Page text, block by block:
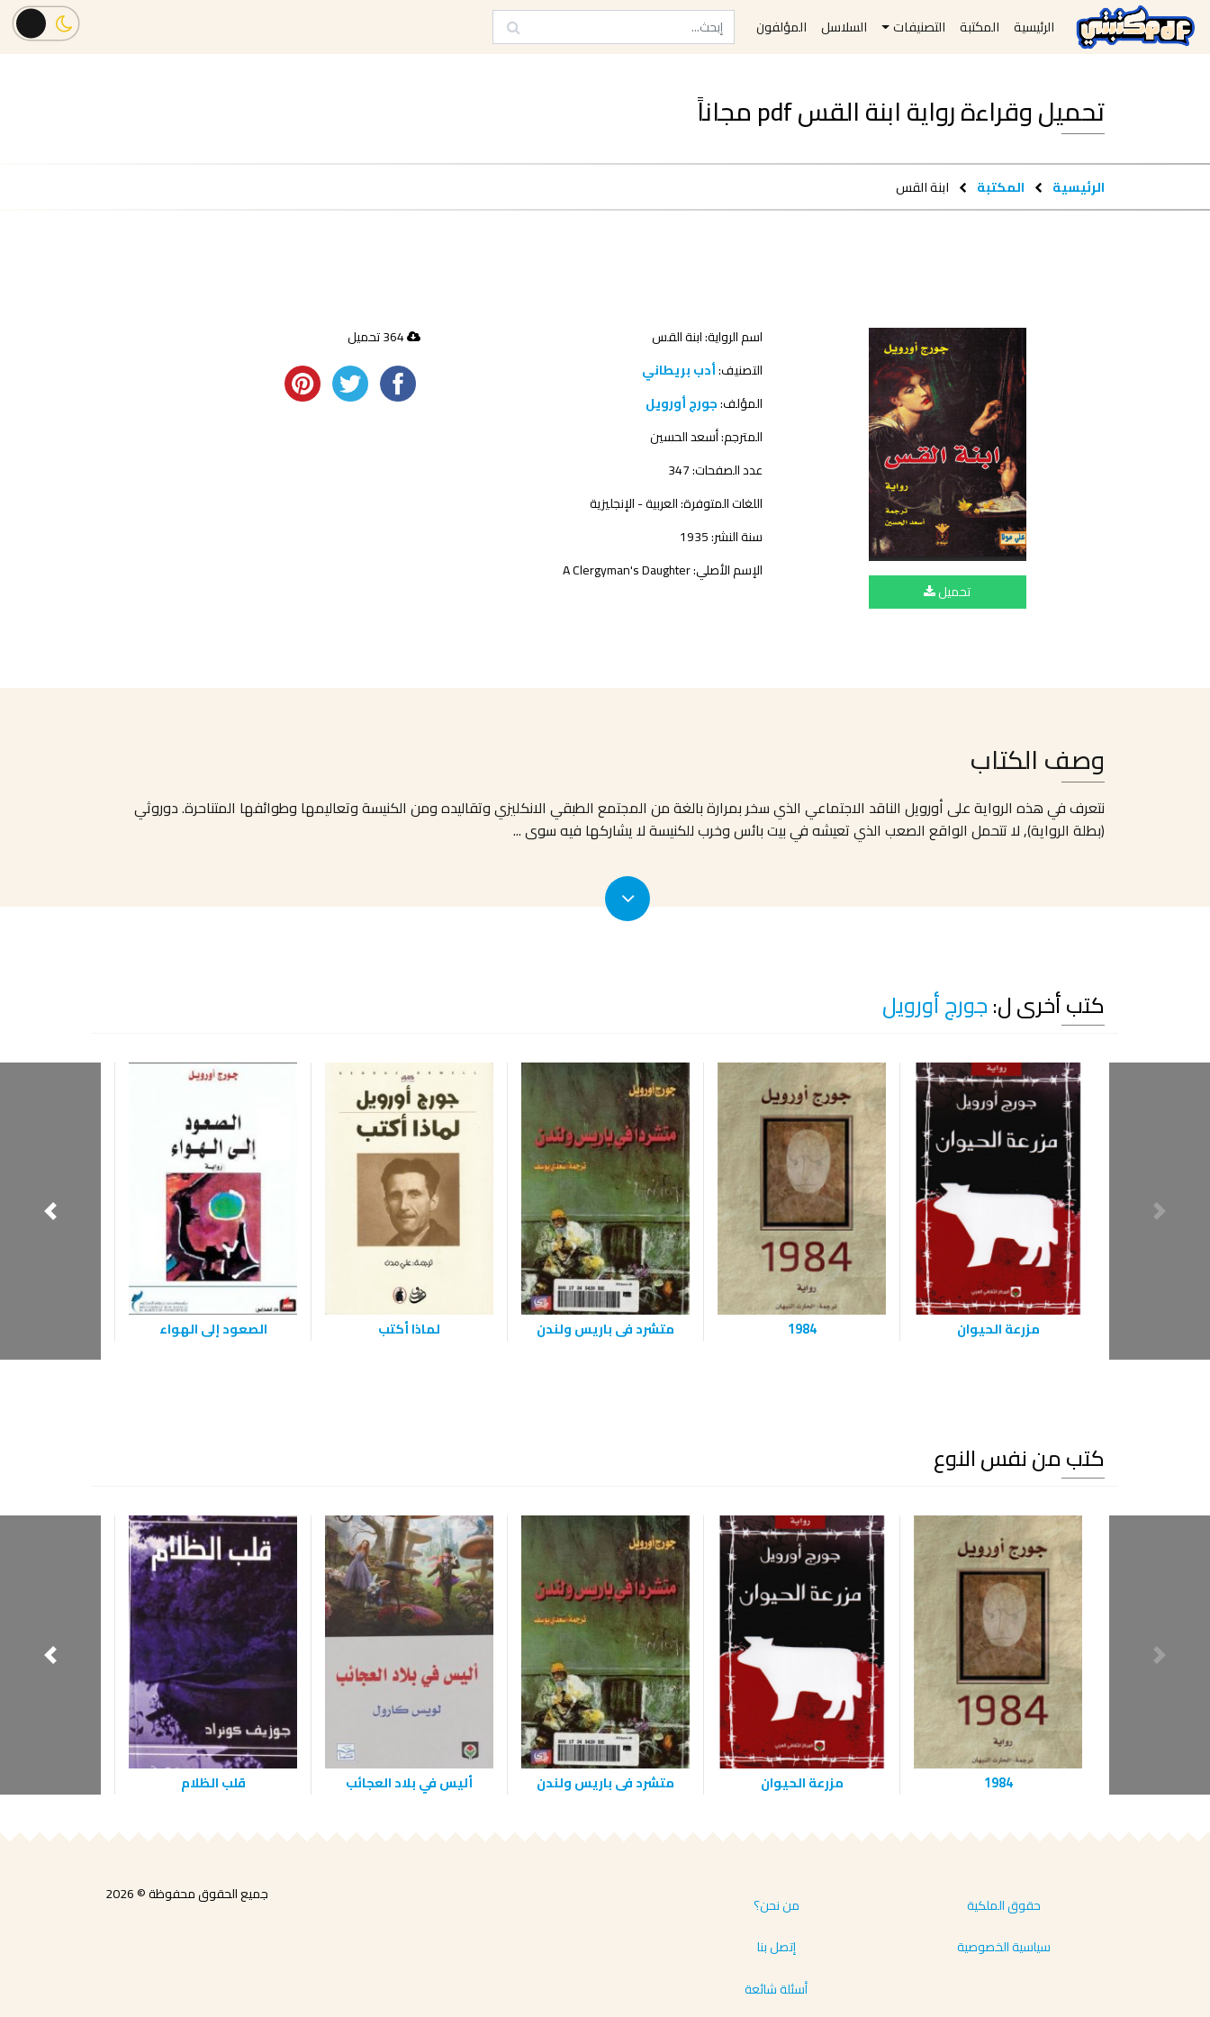
الرئيسية المكتبة التصنيفات السلاسل المؤلفون
تحميل وقراءة رواية ابنة القس pdf مجاناً
الرئيسية المكتبة ابنة القس
تحميل
اسم الرواية: ابنة القس
التصنيف:أدب بريطاني
المؤلف:جورج أورويل
المترجم:أسعد الحسين
عدد الصفحات: 347
اللغات المتوفرة: العربية - الإنجليزية
سنة النشر: 1935
الإسم الأصلي: A Clergyman's Daughter
وصف الكتاب
نتعرف في هذه الرواية على أورويل الناقد الاجتماعي الذي سخر بمرارة بالغة من المجتمع الطبقي الانكليزي وتقاليده ومن الكنيسة وتعاليمها وطوائفها المتناحرة. دوروثي
(بطلة الرواية), لا تتحمل الواقع الصعب الذي تعيشه في بيت بائس وخرب للكنيسة لا يشاركها فيه سوى...
كتب أخرى ل:جورج أورويل
مزرعة الحيوان 1984 متشرد فى باريس ولندن لماذا أكتب الصعود إلى الهواء
كتب من نفس النوع
1984 مزرعة الحيوان متشرد فى باريس ولندن أليس في بلاد العجائب قلب الظلام
حقوق الملكية
سياسية الخصوصية
من نحن؟
إتصل بنا
أسئلة شائعة
جميع الحقوق محفوظة © 2026